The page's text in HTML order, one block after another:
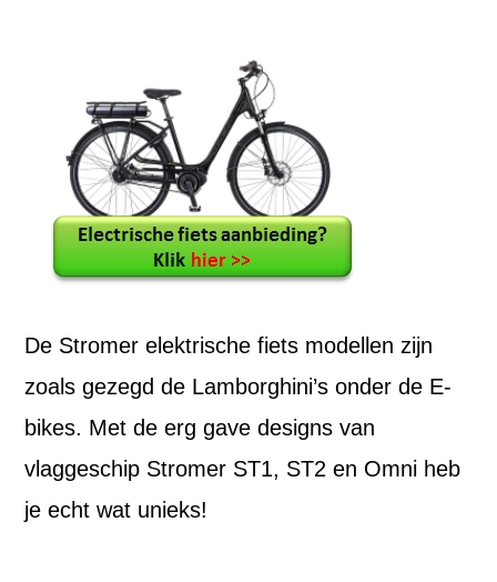
De Stromer elektrische fiets modellen zijn
zoals gezegd de Lamborghini’s onder de E-
bikes. Met de erg gave designs van
vlaggeschip Stromer ST1, ST2 en Omni heb
je echt wat unieks!